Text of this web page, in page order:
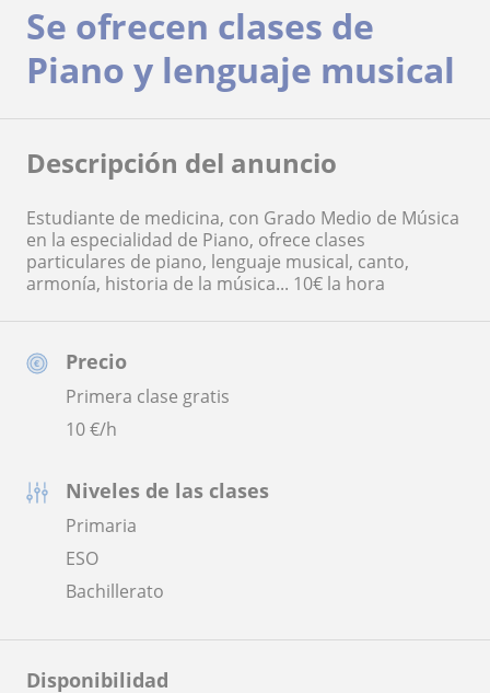
Precio
Primera clase gratis
10€/h
Niveles de las clases
Primaria
ESO
Bachillerato
Disponibilidad
Se ofrecen clases de
Piano y lenguaje musical
Descripción del anuncio
Estudiante de medicina, con Grado Medio de Música
en la especialidad de Piano, ofrece clases
particulares de piano, lenguaje musical, canto,
armonía, historia de la música... 10€ la hora